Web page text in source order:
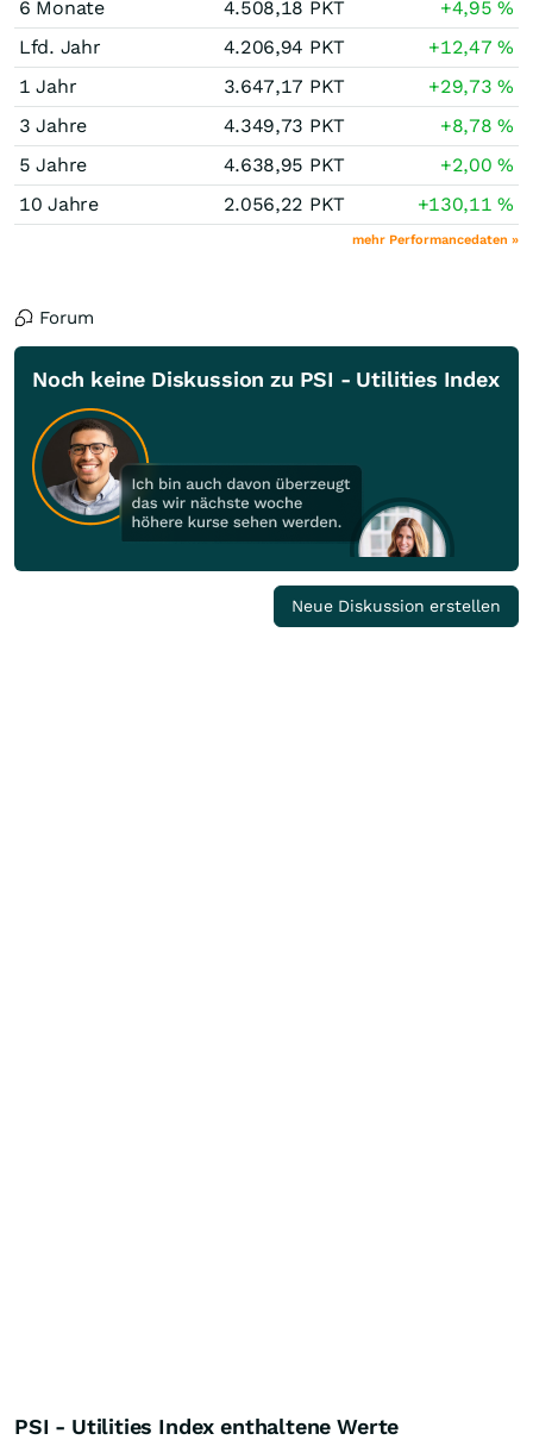
6 Monate 4.508,18 PKT +4,95%
Lfd. Jahr
4.206,94 PKT +12,47%
1 Jahr
3.647,17 PKT +29,73%
3 Jahre
4.349,73 PKT +8,78%
5 Jahre
4.638,95 PKT +2,00%
10 Jahre
2.056,22 PKT +130,11%
mehr Performancedaten »
Forum
Noch keine Diskussion zu PSI - Utilities Index
Neue Diskussion erstellen
PSI - Utilities Index enthaltene Werte